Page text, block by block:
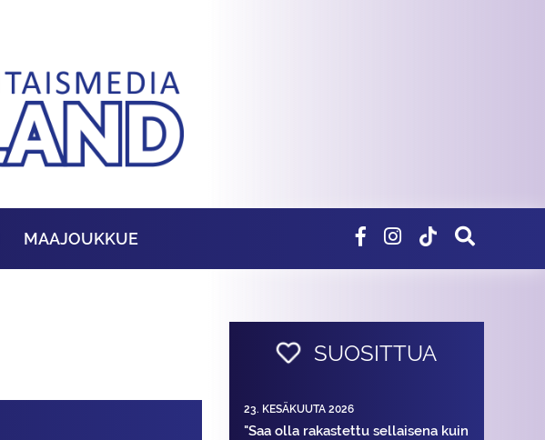
MAAJOUKKUE
SUOSITTUA
23. KESÄKUUTA 2026
"Saa olla rakastettu sellaisena kuin